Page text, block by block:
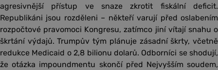
agresivnější přístup ve snaze zkrotit fiskální deficit.
Republikáni jsou rozděleni – někteří varují před oslabením
rozpočtové pravomoci Kongresu, zatímco jiní vítají snahu o
škrtání výdajů. Trumpův tým plánuje zásadní škrty, včetně
redukce Medicaid o 2,8 bilionu dolarů. Odborníci se shodují,
že otázka impoundmentu skončí před Nejvyšším soudem,